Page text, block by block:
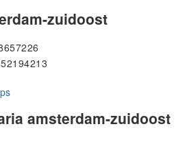
zuidoost
amsterdam-zuidoost